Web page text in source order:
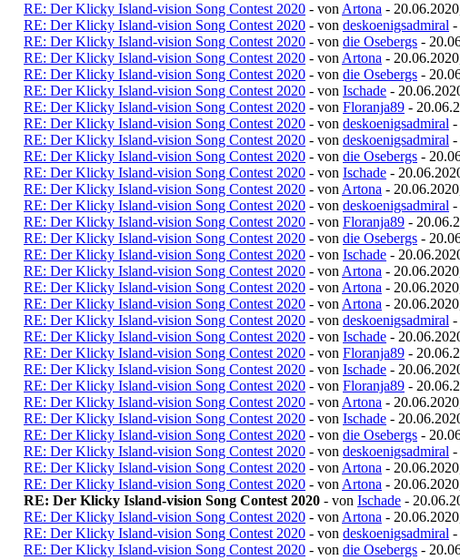
RE: Der Klicky Island-vision Song Contest 2020 - von Artona -
RE: Der Klicky Island-vision Song Contest 2020 - von deskoenigsadmiral -
RE: Der Klicky Island-vision Song Contest 2020 - von die Osebergs -
RE: Der Klicky Island-vision Song Contest 2020 - von Artona -
RE: Der Klicky Island-vision Song Contest 2020 - von die Osebergs -
RE: Der Klicky Island-vision Song Contest 2020 - von Ischade -
RE: Der Klicky Island-vision Song Contest 2020 - von Floranja89 -
RE: Der Klicky Island-vision Song Contest 2020 - von deskoenigsadmiral -
RE: Der Klicky Island-vision Song Contest 2020 - von deskoenigsadmiral -
RE: Der Klicky Island-vision Song Contest 2020 - von die Osebergs -
RE: Der Klicky Island-vision Song Contest 2020 - von Ischade -
RE: Der Klicky Island-vision Song Contest 2020 - von Artona -
RE: Der Klicky Island-vision Song Contest 2020 - von deskoenigsadmiral -
RE: Der Klicky Island-vision Song Contest 2020 - von Floranja89 -
RE: Der Klicky Island-vision Song Contest 2020 - von die Osebergs -
RE: Der Klicky Island-vision Song Contest 2020 - von Ischade -
RE: Der Klicky Island-vision Song Contest 2020 - von Artona -
RE: Der Klicky Island-vision Song Contest 2020 - von Artona -
RE: Der Klicky Island-vision Song Contest 2020 - von Artona -
RE: Der Klicky Island-vision Song Contest 2020 - von deskoenigsadmiral -
RE: Der Klicky Island-vision Song Contest 2020 - von Ischade -
RE: Der Klicky Island-vision Song Contest 2020 - von Floranja89 -
RE: Der Klicky Island-vision Song Contest 2020 - von Ischade -
RE: Der Klicky Island-vision Song Contest 2020 - von Floranja89 -
RE: Der Klicky Island-vision Song Contest 2020 - von Artona -
RE: Der Klicky Island-vision Song Contest 2020 - von Ischade -
RE: Der Klicky Island-vision Song Contest 2020 - von die Osebergs -
RE: Der Klicky Island-vision Song Contest 2020 - von deskoenigsadmiral -
RE: Der Klicky Island-vision Song Contest 2020 - von Artona -
RE: Der Klicky Island-vision Song Contest 2020 - von Artona -
RE: Der Klicky Island-vision Song Contest 2020 - von Ischade -
RE: Der Klicky Island-vision Song Contest 2020 - von Artona -
RE: Der Klicky Island-vision Song Contest 2020 - von deskoenigsadmiral -
RE: Der Klicky Island-vision Song Contest 2020 - von die Osebergs -